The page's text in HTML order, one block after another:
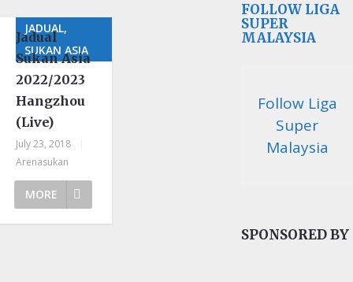
JADUAL,
SUKAN ASIA
Jadual
Sukan Asia
2022/2023
Hangzhou
(Live)
July 23, 2018
Arenasukan
MORE
FOLLOW LIGA
SUPER
MALAYSIA
Follow Liga
Super
Malaysia
SPONSORED BY